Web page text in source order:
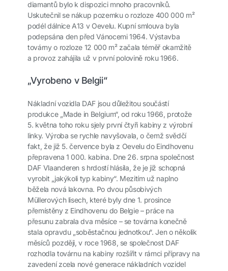
diamantů bylo k dispozici mnoho pracovníků.
Uskutečnil se nákup pozemku o rozloze 400 000 m²
podél dálnice A13 v Oevelu. Kupní smlouva byla
podepsána den před Vánocemi 1964. Výstavba
továrny o rozloze 12 000 m² začala téměř okamžitě
a provoz zahájila už v první polovině roku 1966.
„Vyrobeno v Belgii“
Nákladní vozidla DAF jsou důležitou součástí
produkce „Made in Belgium“, od roku 1966, protože
5. května toho roku sjely první čtyři kabiny z výrobní
linky. Výroba se rychle navyšovala, o čemž svědčí
fakt, že již 5. července byla z Oevelu do Eindhovenu
přepravena 1 000. kabina. Dne 26. srpna společnost
DAF Vlaanderen s hrdostí hlásila, že je již schopná
vyrobit „jakýkoli typ kabiny“. Mezitím už naplno
běžela nová lakovna. Po dvou působivých
Müllerových lisech, které byly dne 1. prosince
přemístěny z Eindhovenu do Belgie – práce na
přesunu zabrala dva měsíce – se továrna konečně
stala opravdu „soběstačnou jednotkou“. Jen o několik
měsíců později, v roce 1968, se společnost DAF
rozhodla továrnu na kabiny rozšířit v rámci přípravy na
zavedení zcela nové generace nákladních vozidel